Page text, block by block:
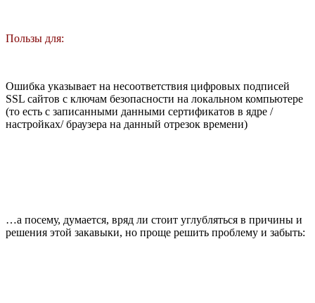
Пользы для:
Ошибка указывает на несоответствия цифровых подписей
SSL сайтов c ключам безопасности на локальном компьютере
(то есть с записанными данными сертификатов в ядре /
настройках/ браузера на данный отрезок времени)
…а посему, думается, вряд ли стоит углубляться в причины и
решения этой закавыки, но проще решить проблему и забыть: